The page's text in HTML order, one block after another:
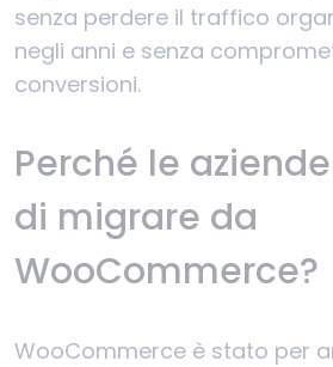
senza perdere il traffico
negli anni e senza
conversioni.
Perché le
di migrare da
WooCommerce?
WooCommerce è stato per